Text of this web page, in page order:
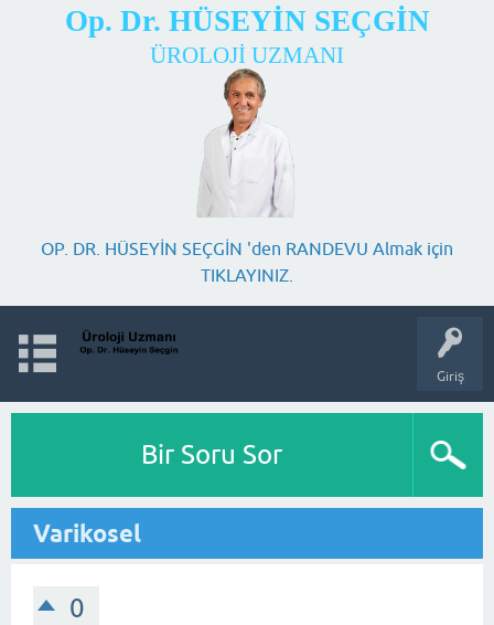
Op. Dr. HÜSEYİN SEÇGİN
ÜROLOJİ UZMANI
OP. DR. HÜSEYİN SEÇGİN 'den RANDEVU Almak için
TIKLAYINIZ.
Giriş
Bir Soru Sor
Varikosel
0